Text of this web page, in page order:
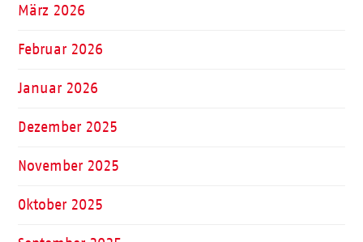
März 2026
Februar 2026
Januar 2026
Dezember 2025
November 2025
Oktober 2025